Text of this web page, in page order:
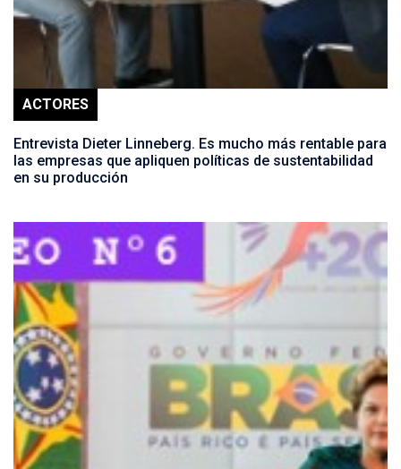
ACTORES
Entrevista Dieter Linneberg. Es mucho más rentable para
las empresas que apliquen políticas de sustentabilidad
en su producción